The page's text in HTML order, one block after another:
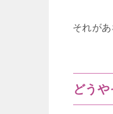
それが
どう